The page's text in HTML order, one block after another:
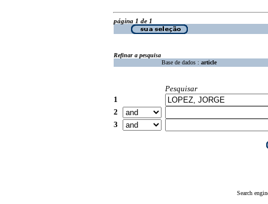
página 1 de 1
Refinar a pesquisa
Base de dados : article
Pesquisar
1
2
3
Search